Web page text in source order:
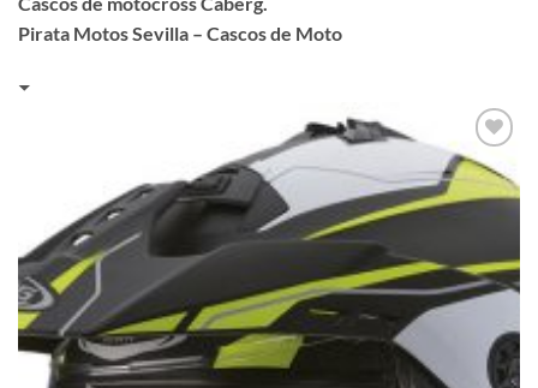
Pirata Motos Sevilla – Cascos de Moto
Añadir
a la
lista de